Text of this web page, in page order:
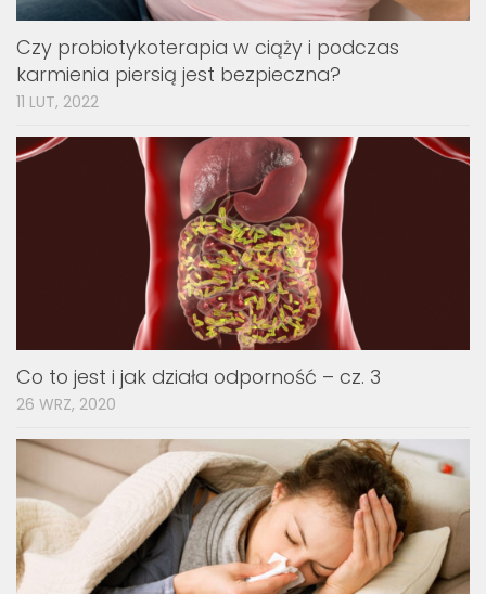
Czy probiotykoterapia w ciąży i podczas
karmienia piersią jest bezpieczna?
11 LUT, 2022
Co to jest i jak działa odporność – cz. 3
26 WRZ, 2020